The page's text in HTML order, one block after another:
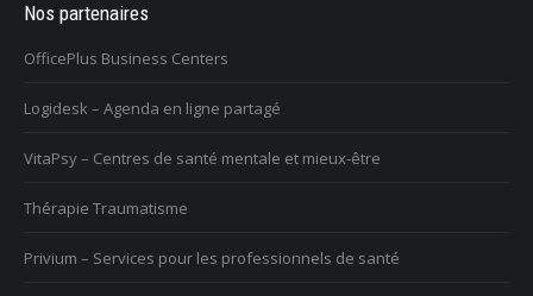
Nos partenaires
OfficePlus Business Centers
Logidesk – Agenda en ligne partagé
VitaPsy – Centres de santé mentale et mieux-être
Thérapie Traumatisme
Privium – Services pour les professionnels de santé